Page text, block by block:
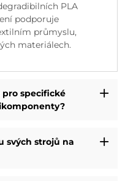
PLA
podporuje
průmyslu,
materiálech.
pro specifické
svých strojů na